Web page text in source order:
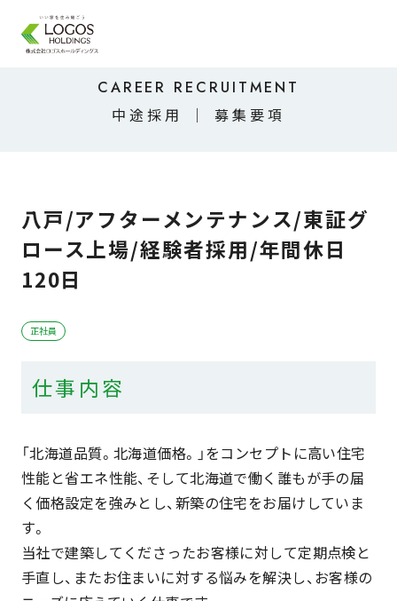
CAREER RECRUITMENT
中途採用 ｜ 募集要項
八戸/アフターメンテナンス/東証グ
ロース上場/経験者採用/年間休日
120日
正社員
仕事内容
「北海道品質。北海道価格。」をコンセプトに高い住宅
性能と省エネ性能、そして北海道で働く誰もが手の届
く価格設定を強みとし、新築の住宅をお届けしていま
す。
当社で建築してくださったお客様に対して定期点検と
手直し、またお住まいに対する悩みを解決し、お客様の